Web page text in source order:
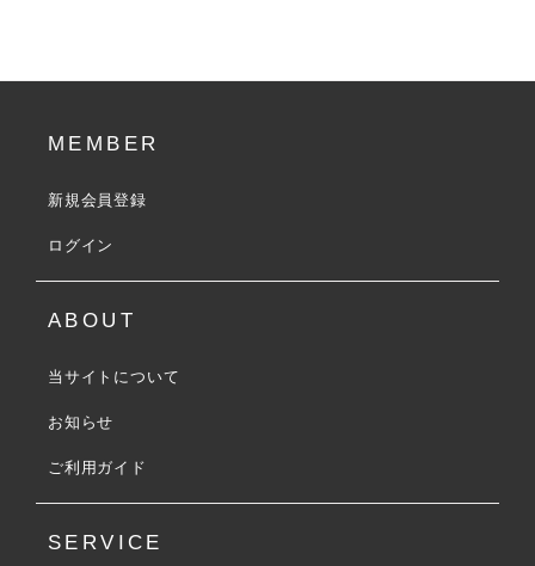
MEMBER
新規会員登録
ログイン
ABOUT
当サイトについて
お知らせ
ご利用ガイド
SERVICE